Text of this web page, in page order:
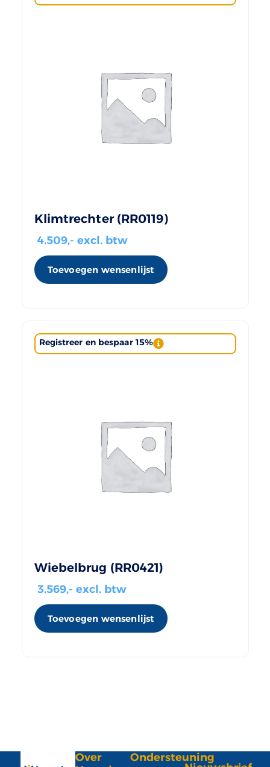
Klimtrechter (RR0119)
4.509,- excl. btw
Toevoegen wensenlijst
Registreer en bespaar 15%
Wiebelbrug (RR0421)
3.569,- excl. btw
Toevoegen wensenlijst
Over
Ondersteuning